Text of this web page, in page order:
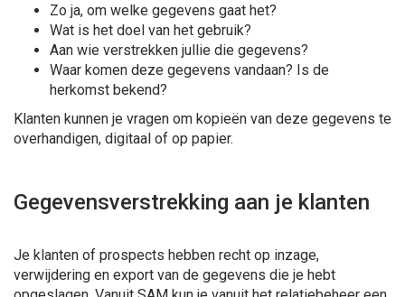
Zo ja, om welke gegevens gaat het?
Wat is het doel van het gebruik?
Aan wie verstrekken jullie die gegevens?
Waar komen deze gegevens vandaan? Is de
herkomst bekend?
Klanten kunnen je vragen om kopieën van deze gegevens te
overhandigen, digitaal of op papier.
Gegevensverstrekking aan je klanten
Je klanten of prospects hebben recht op inzage,
verwijdering en export van de gegevens die je hebt